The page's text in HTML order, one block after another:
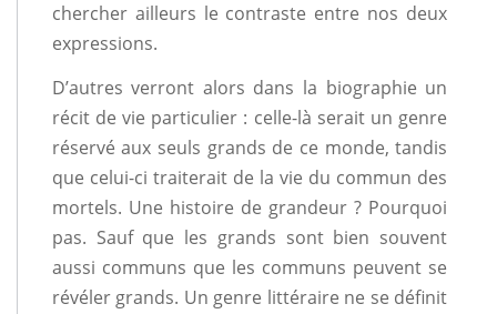
chercher ailleurs le contraste entre nos deux
expressions.
D’autres verront alors dans la biographie un
récit de vie particulier : celle-là serait un genre
réservé aux seuls grands de ce monde, tandis
que celui-ci traiterait de la vie du commun des
mortels. Une histoire de grandeur ? Pourquoi
pas. Sauf que les grands sont bien souvent
aussi communs que les communs peuvent se
révéler grands. Un genre littéraire ne se définit